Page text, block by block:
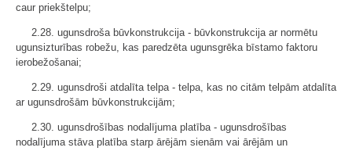
caur priekštelpu;
2.28. ugunsdroša būvkonstrukcija - būvkonstrukcija ar normētu
ugunsizturības robežu, kas paredzēta ugunsgrēka bīstamo faktoru
ierobežošanai;
2.29. ugunsdroši atdalīta telpa - telpa, kas no citām telpām atdalīta
ar ugunsdrošām būvkonstrukcijām;
2.30. ugunsdrošības nodalījuma platība - ugunsdrošības
nodalījuma stāva platība starp ārējām sienām vai ārējām un